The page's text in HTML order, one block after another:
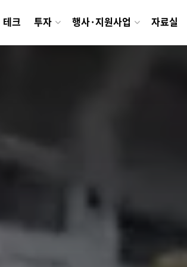
테크 투자 행사·지원사업 자료실